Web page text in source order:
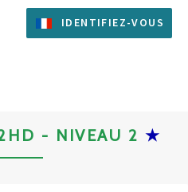
IDENTIFIEZ-VOUS
- NIVEAU 2★